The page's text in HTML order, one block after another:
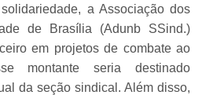
a Associação dos
de Brasília (Adunb SSind.)
em projetos de combate ao
montante seria destinado
da seção sindical. Além disso,